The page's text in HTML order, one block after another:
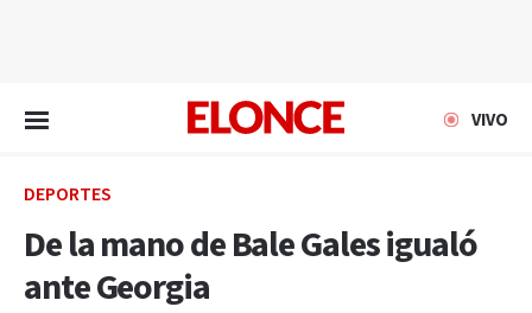
VIVO
DEPORTES
De la mano de Bale Gales igualó
ante Georgia